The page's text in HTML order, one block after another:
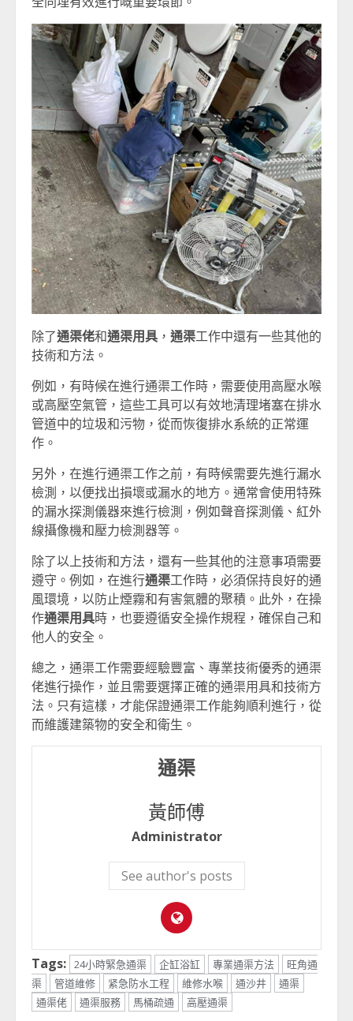
除了通渠佬和通渠用具 ， 通渠工作中還有一些其他的
技術和方法。
例如，有時候在進行通渠工作時，需要使用高壓水喉
或高壓空氣管，這些工具可以有效地清理堵塞在排水
管道中的垃圾和污物，從而恢復排水系統的正常運
作。
另外，在進行通渠工作之前，有時候需要先進行漏水
檢測，以便找出損壞或漏水的地方。通常會使用特殊
的漏水探測儀器來進行檢測，例如聲音探測儀、紅外
線攝像機和壓力檢測器等。
除了以上技術和方法，還有一些其他的注意事項需要
遵守。例如，在進行通渠工作時，必須保持良好的通
風環境，以防止煙霧和有害氣體的聚積。此外，在操
作通渠用具時，也要遵循安全操作規程，確保自己和
他人的安全。
總之，通渠工作需要經驗豐富、專業技術優秀的通渠
佬進行操作，並且需要選擇正確的通渠用具和技術方
法。只有這樣，才能保證通渠工作能夠順利進行，從
而維護建築物的安全和衛生。
通渠
黃師傅
Administrator
See author's posts
Tags: 24小時緊急通渠 企缸浴缸 專業通渠方法
旺角通
渠
管道維修 紧急防水工程 維修水喉 通沙井
通渠
通渠佬
通渠服務 馬桶疏通 高壓通渠